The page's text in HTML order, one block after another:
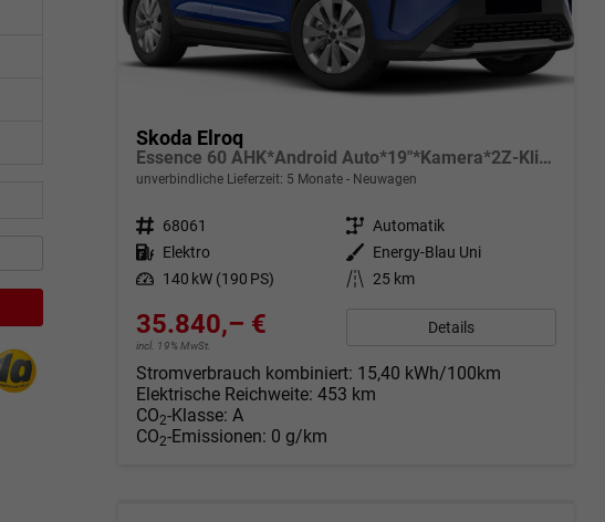
Skoda Elroq
Essence 60 AHK*Android Auto*19"*Kamera*2Z-Klimaauto*Totwinkel*LED*Tempomat
unverbindliche Lieferzeit: 5 Monate Neuwagen
Fahrzeugnr. 68061 Getriebe Automatik
Kraftstoff Elektro Außenfarbe
Energy-Blau Uni
Leistung 140 kW (190 PS) Kilometerstand 25 km
35.840,– €
incl. 19% MwSt.
Details
Stromverbrauch kombiniert: 15,40 kWh/100km
Elektrische Reichweite: 453 km
CO2-Klasse: A
CO2-Emissionen: 0 g/km